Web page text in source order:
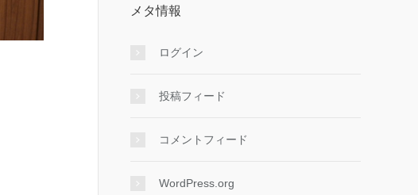
メタ情報
ログイン
投稿フィード
コメントフィード
WordPress.org